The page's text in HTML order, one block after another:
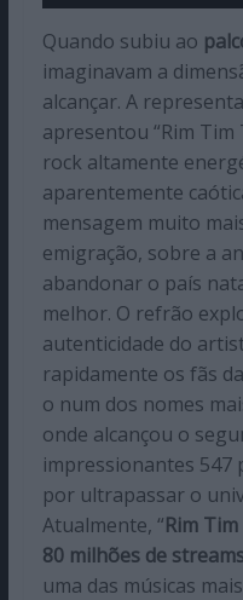
Quando subiu ao
imaginavam a
alcançar. A
apresentou “Rim Tim
rock altamente
aparentemente
mensagem muito
emigração, sobre a
abandonar o país
melhor. O refrão
autenticidade do
rapidamente os fãs
o num dos nomes
onde alcançou o
impressionantes 547
por ultrapassar o
Atualmente, “Rim
80 milhões de
uma das músicas